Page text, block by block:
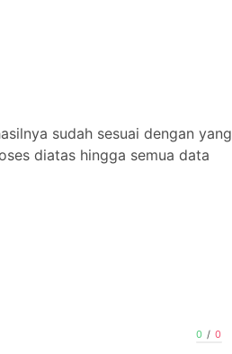
sudah sesuai dengan yang
diatas hingga semua data
0 / 0